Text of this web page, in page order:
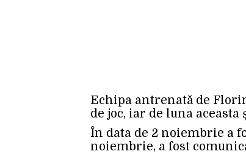
Echipa antrenată de
de joc, iar de luna
În data de 2 noiembrie a
noiembrie, a fost